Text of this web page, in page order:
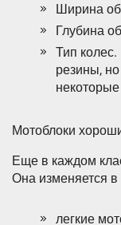
Ширина
Глубина
Тип
резины,
Мотоблоки
Еще в каждом
Она изменяется
легкие